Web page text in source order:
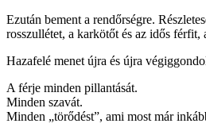
Ezután bement a rendőrségre.
rosszullétet, a karkötőt és az idős férfit,
Hazafelé menet újra és újra
A férje minden pillantását.
Minden szavát.
Minden „törődést”, ami most már